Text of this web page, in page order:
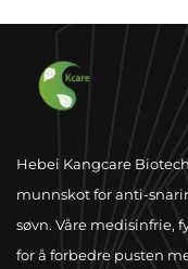
Hebei Kangcare
munnskot for anti-
søvn. Våre medisinfrie,
for å forbedre pusten